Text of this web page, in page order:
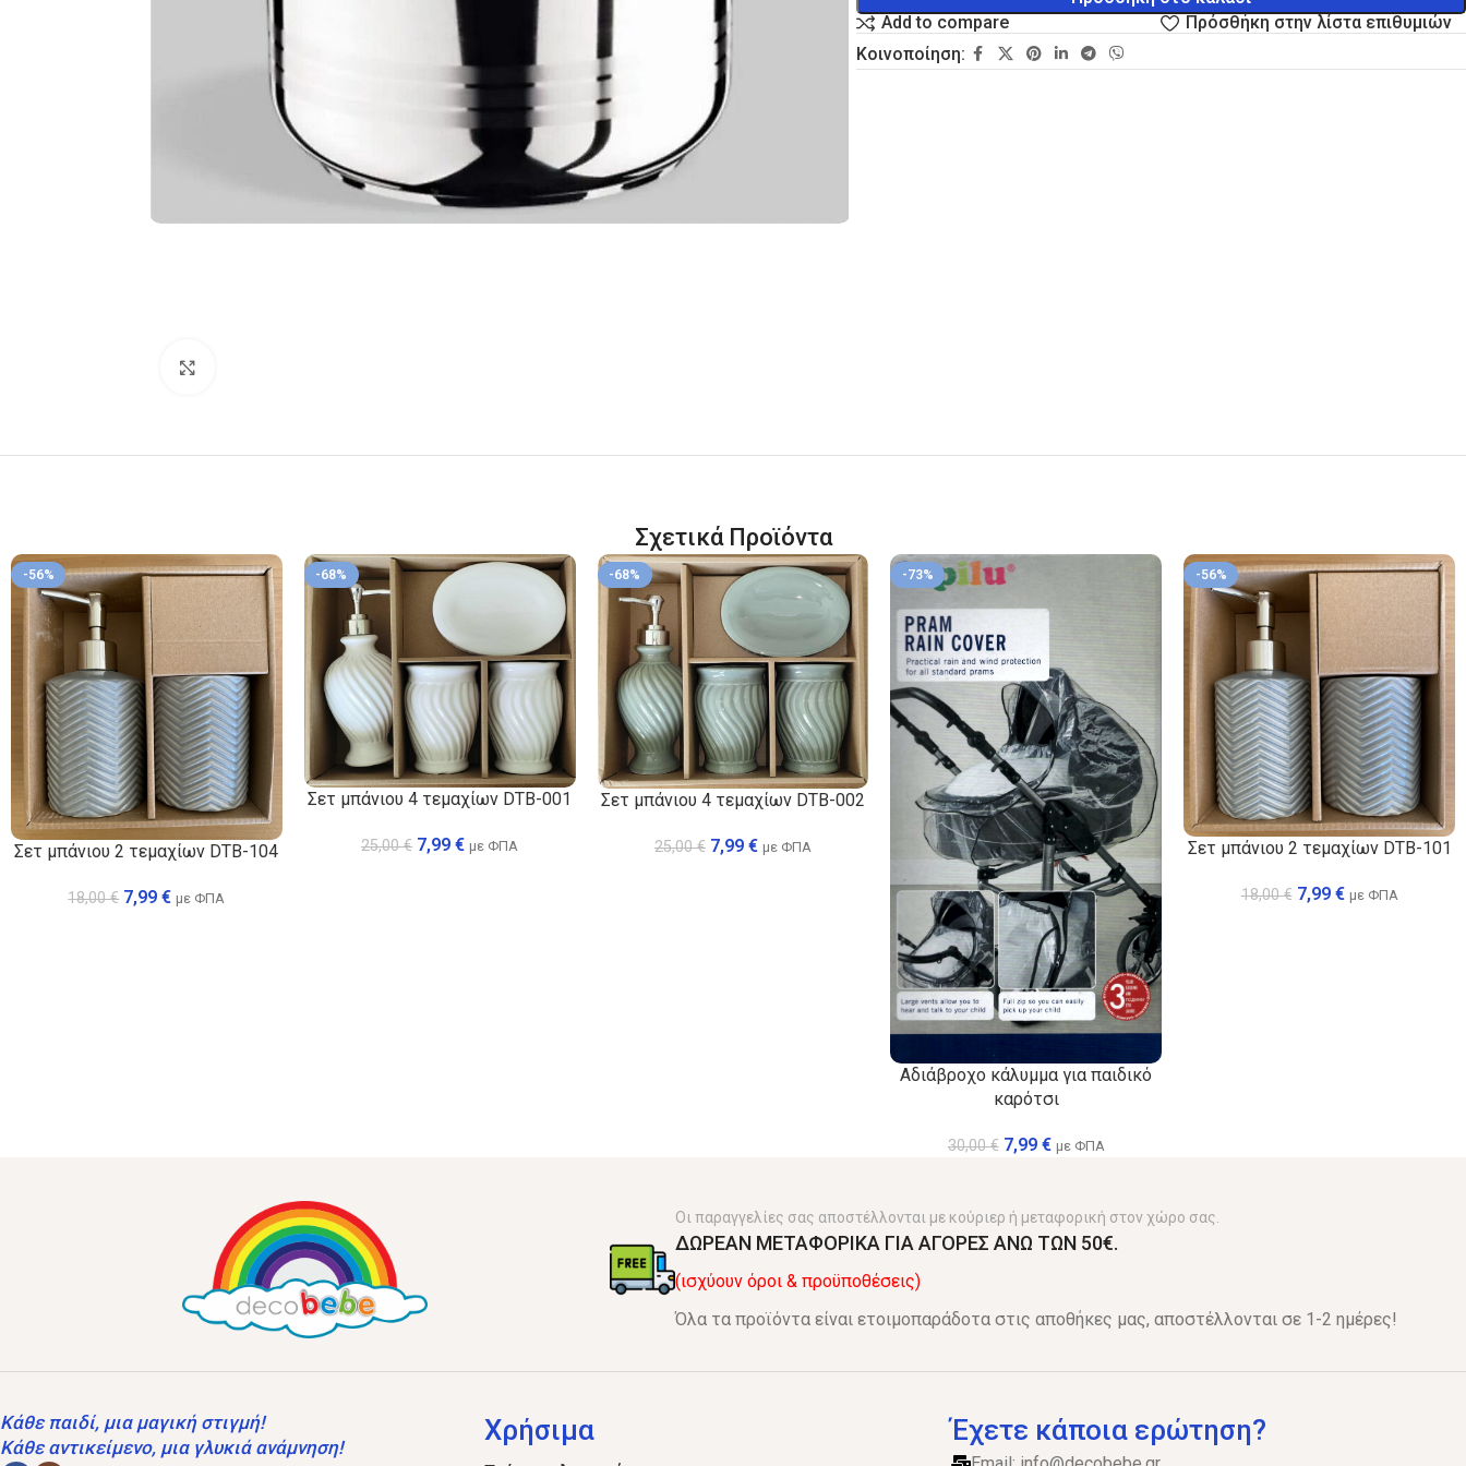
Add to compare
Πρόσθήκη στην λίστα επιθυμιών
Κοινοποίηση:
Σχετικά Προϊόντα
-56%
Σετ μπάνιου 2 τεμαχίων DTB-104
18,00€ 7,99€ με ΦΠΑ
-68%
Σετ μπάνιου 4 τεμαχίων DTB-001
25,00€ 7,99€ με ΦΠΑ
-68%
Σετ μπάνιου 4 τεμαχίων DTB-002
25,00€ 7,99 € με ΦΠΑ
-73%
Αδιάβροχο κάλυμμα για παιδικό
καρότσι
30,00€ 7,99 € με ΦΠΑ
-56%
Σετ μπάνιου 2 τεμαχίων DTB-101
18,00€ 7,99 € με ΦΠΑ
Οι παραγγελίες σας αποστέλλονται με κούριερ ή μεταφορική στον χώρο σας.
ΔΩΡΕΑΝ ΜΕΤΑΦΟΡΙΚΑ ΓΙΑ ΑΓΟΡΕΣ ΑΝΩ ΤΩΝ 50€.
(ισχύουν όροι & προϋποθέσεις)
Όλα τα προϊόντα είναι ετοιμοπαράδοτα στις αποθήκες μας, αποστέλλονται σε 1-2 ημέρες!
Κάθε παιδί, μια μαγική στιγμή!
Κάθε αντικείμενο, μια γλυκιά ανάμνηση!
Χρήσιμα Έχετε κάποια ερώτηση?